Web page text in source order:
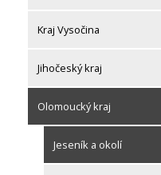
Kraj Vysočina
Jihočeský kraj
Olomoucký kraj
Jeseník a okolí